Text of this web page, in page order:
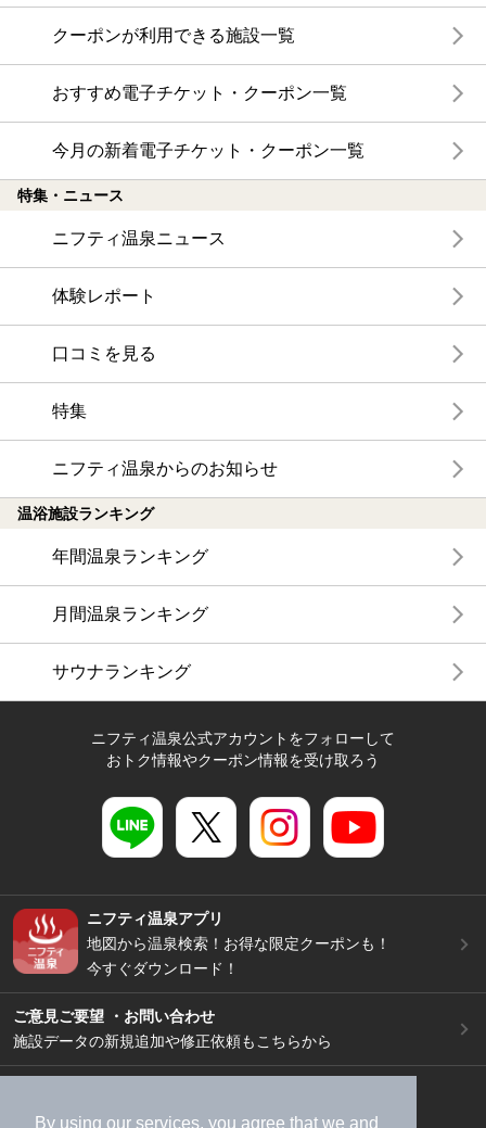
By using our services, you agree that we and
クーポンが利用できる施設一覧
おすすめ電子チケット・クーポン一覧
今月の新着電子チケット・クーポン一覧
特集・ニュース
ニフティ温泉ニュース
体験レポート
口コミを見る
特集
ニフティ温泉からのお知らせ
温浴施設ランキング
年間温泉ランキング
月間温泉ランキング
サウナランキング
ニフティ温泉公式アカウントをフォローして
おトク情報やクーポン情報を受け取ろう
ニフティ温泉アプリ
地図から温泉検索！お得な限定クーポンも！
今すぐダウンロード！
ご意見ご要望 ・お問い合わせ
施設データの新規追加や修正依頼もこちらから
加盟店募集（資料請求）
広告出稿のご案内